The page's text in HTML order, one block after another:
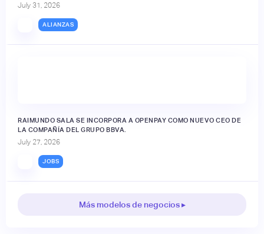
July 31, 2026
ALIANZAS
RAIMUNDO SALA SE INCORPORA A OPENPAY COMO NUEVO CEO DE
LA COMPAÑÍA DEL GRUPO BBVA.
July 27, 2026
JOBS
Más modelos de negocios ▸